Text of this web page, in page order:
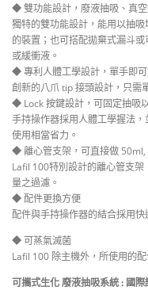
◆ 雙功能設計，廢液抽吸、真
獨特的雙功能設計，能用以抽
的裝置；也可搭配拋棄式漏斗
或緩衝液。
◆ 專利人體工學設計，單手即
創新的八爪 tip 接頭設計，只需
◆ Lock 按鍵設計，可固定抽吸
手持操作器採用人體工學握法
使用相當省力。
◆ 離心管支架，可直接做
Lafil 100特別設計的離心管支
量之過濾。
◆ 配件更換方便
配件與手持操作器的結合採用
◆ 可蒸氣滅菌
Lafil 100 除主機外，所使用的
可攜式生化 廢液抽吸系統 : 國際